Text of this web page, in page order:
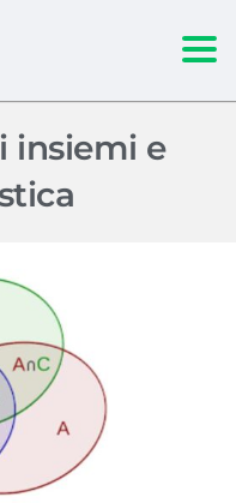
insiemi e